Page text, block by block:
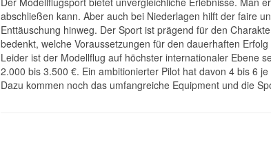
abschließen kann. Aber auch bei Niederlagen hilft der faire
Enttäuschung hinweg. Der Sport ist prägend für den
bedenkt, welche Voraussetzungen für den dauerhaften Erfolg
Leider ist der Modellflug auf höchster internationaler Ebene
2.000 bis 3.500 €. Ein ambitionierter Pilot hat davon 4 bis 6
Dazu kommen noch das umfangreiche Equipment und die